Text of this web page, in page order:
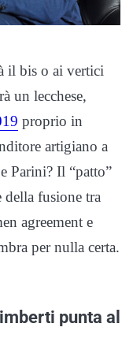
il bis o ai vertici
un lecchese,
proprio in
artigiano a
Parini? Il “patto”
fusione tra
agreement e
per nulla certa.
punta al